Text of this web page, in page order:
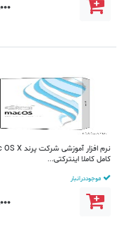
کامل کاملا اینترکتی...
موجود در انبار